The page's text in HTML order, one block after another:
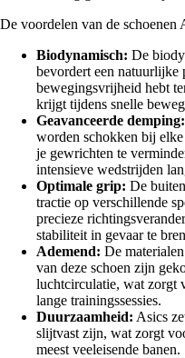
De voordelen van de schoenen
Biodynamisch: De
bevordert een natuurlijke
bewegingsvrijheid hebt
krijgt tijdens snelle
Geavanceerde demping:
worden schokken bij elke
je gewrichten te
intensieve wedstrijden
Optimale grip: De
tractie op verschillende
precieze
stabiliteit in gevaar te
Ademend: De
van deze schoen zijn
luchtcirculatie, wat zorgt
lange trainingssessies.
Duurzaamheid: Asics
slijtvast zijn, wat zorgt
meest veeleisende banen.